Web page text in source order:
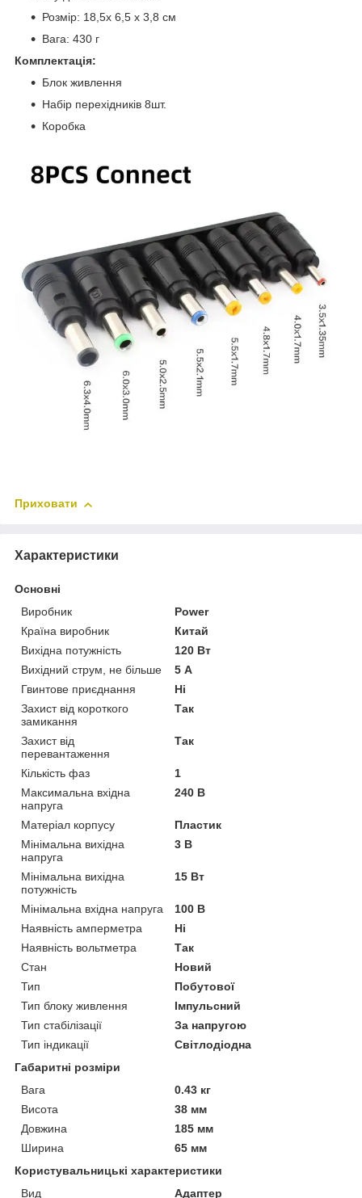
Розмір: 18,5x 6,5 x 3,8 см
Вага: 430 г
Комплектація:
Блок живлення
Набір перехідників 8шт.
Коробка
Приховати
Характеристики
Основні
Виробник
Power
Країна виробник
Китай
Вихідна потужність
120 Вт
Вихідний струм, не більше
5 А
Гвинтове приєднання
Ні
Захист від короткого
замикання
Так
Захист від
перевантаження
Так
Кількість фаз
1
Максимальна вхідна
напруга
240 В
Матеріал корпусу
Пластик
Мінімальна вихідна
напруга
3 В
Мінімальна вихідна
потужність
15 Вт
Мінімальна вхідна напруга
100 В
Наявність амперметра
Ні
Наявність вольтметра
Так
Стан
Новий
Тип
Побутової
Тип блоку живлення
Імпульсний
Тип стабілізації
За напругою
Тип індикації
Світлодіодна
Габаритні розміри
Вага
0.43 кг
Висота
38 мм
Довжина
185 мм
Ширина
65 мм
Користувальницькі характеристики
Вид
Адаптер